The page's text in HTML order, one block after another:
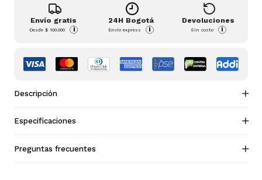
Envío gratis
Desde$ 100.000 i
24H Bogotá
Envío express i
Devoluciones
Sin costo i
Descripción
Especificaciones
Preguntas frecuentes